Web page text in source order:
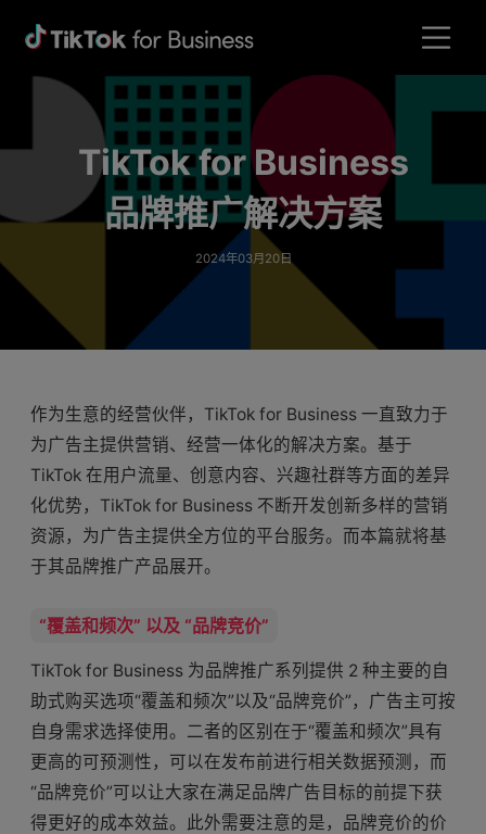
TikTok for Business
品牌推广解决方案
2024年03月20日
作为生意的经营伙伴，TikTok for Business 一直致力于
为广告主提供营销、经营一体化的解决方案。基于
TikTok 在用户流量、创意内容、兴趣社群等方面的差异
化优势，TikTok for Business 不断开发创新多样的营销
资源，为广告主提供全方位的平台服务。而本篇就将基
于其品牌推广产品展开。
“覆盖和频次” 以及 “品牌竞价”
TikTok for Business 为品牌推广系列提供 2 种主要的自
助式购买选项“覆盖和频次”以及“品牌竞价”，广告主可按
自身需求选择使用。二者的区别在于“覆盖和频次”具有
更高的可预测性，可以在发布前进行相关数据预测，而
“品牌竞价”可以让大家在满足品牌广告目标的前提下获
得更好的成本效益。此外需要注意的是，品牌竞价的价